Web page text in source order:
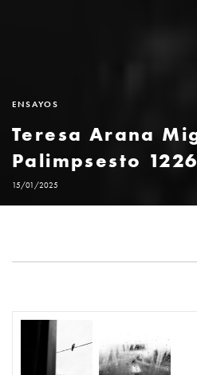
ENSAYOS
Teresa Arana
Palimpsesto
15/01/2025